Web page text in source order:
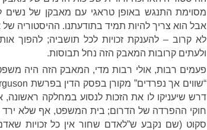
מסוימת התנגש באופן טראגי עם מאבקן של נשים
אבל הוא צריך להיות תמיד בתודעתנו. ההיסטוריה
לא קרוב – להענקת זכויות לכל תושביה; להפוך
ולעתים קרובות המאבק הזה נחל תבוסות.
דרש שיעניקו לו את הזכות לנסוע במחלקה
חוקי ההפרדה של הדרום; בית המשפט, אף שלא
סקוט (שם נקבע ש”לאדם שחור אין כל זכויות